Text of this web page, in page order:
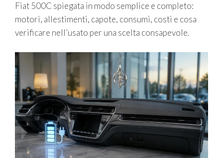
Fiat 500C spiegata in modo semplice e completo:
motori, allestimenti, capote, consumi, costi e cosa
verificare nell’usato per una scelta consapevole.